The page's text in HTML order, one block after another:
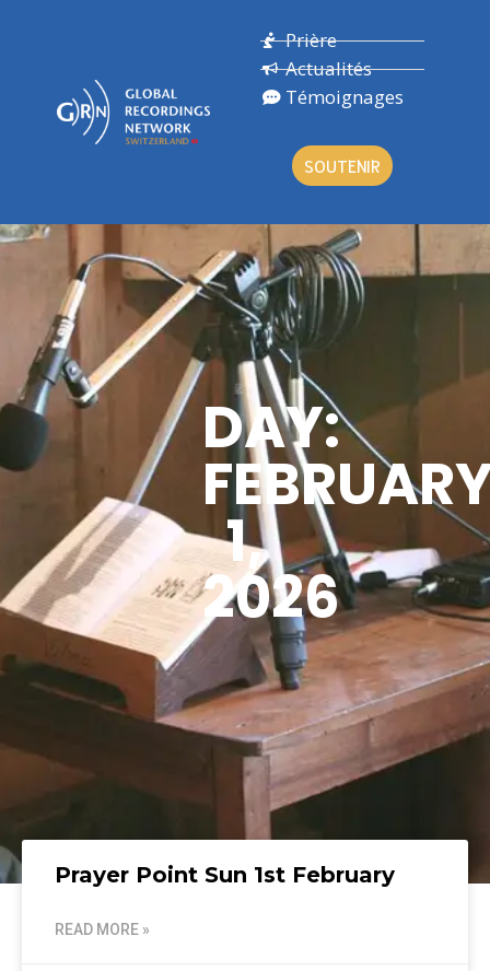
Prière
Actualités
Témoignages
SOUTENIR
DAY:
1,
2026
Prayer Point Sun 1st February
READ MORE »